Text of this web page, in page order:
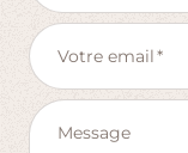
Votre email
Message